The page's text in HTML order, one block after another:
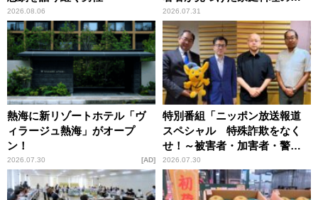
2026.08.06
恵
2026.07.31
熱海に新リゾートホテル「ヴ
ィラージュ熱海」がオープ
ン！
2026.07.30 AD
特別番組「ニッポン放送報道
スペシャル 特殊詐欺をなく
せ！～被害者・加害者・警視
庁が語るトクリュウの実態
～」放送
2026.07.30